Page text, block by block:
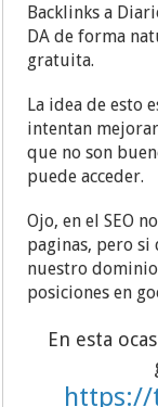
Backlinks a
DA de forma
gratuita.
La idea de esto
intentan mejorar
que no son
puede acceder.
Ojo, en el SEO
paginas, pero
nuestro
posiciones en
En esta
https://